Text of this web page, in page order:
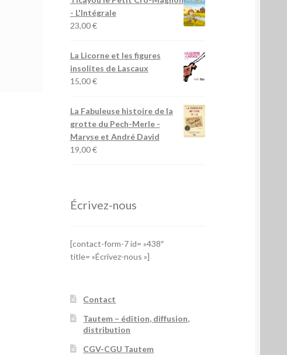
- L'Intégrale
23,00€
La Licorne et les figures
insolites de Lascaux
15,00€
La Fabuleuse histoire de la
grotte du Pech-Merle-
Maryse et André David
19,00€
Écrivez-nous
[contact-form-7 id= »438″
title= »Écrivez-nous »]
Contact
Tautem – édition, diffusion,
distribution
CGV-CGU Tautem